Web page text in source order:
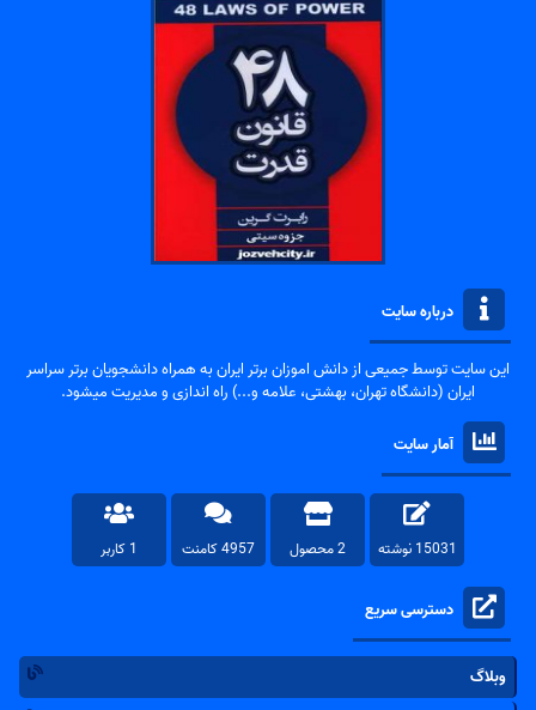
درباره سایت
این سایت توسط جمیعی از دانش اموزان برتر ایران به همراه دانشجویان برتر سراسر
ایران (دانشگاه تهران، بهشتی، علامه و...) راه اندازی و مدیریت میشود.
آمار سایت
15031 نوشته 2 محصول 4957 کامنت 1 کاربر
دسترسی سریع
وبلاگ